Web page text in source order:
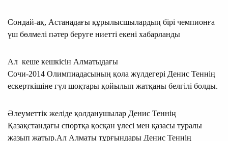
Сондай-ақ, Астанадағы құрылысшылардың бірі чемпионға
үш бөлмелі пәтер беруге ниетті екені хабарланды
Ал кеше кешкісін Алматыдағы
Сочи-2014 Олимпиадасының қола жүлдегері Денис Теннің
ескерткішіне гүл шоқтары қойылып жатқаны белгілі болды.
Әлеуметтік желіде қолданушылар Денис Теннің
Қазақстандағы спортқа қосқан үлесі мен қазасы туралы
жазып жатыр.Ал Алматы тұрғындары Денис Теннің